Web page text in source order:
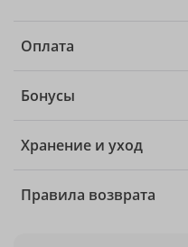
Оплата
Бонусы
Хранение и уход
Правила возврата